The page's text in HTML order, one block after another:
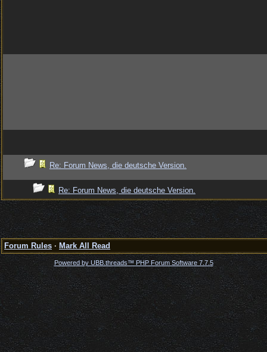
Re: Forum News, die deutsche Version.
Re: Forum News, die deutsche Version.
Forum Rules · Mark All Read
Powered by UBB.threads™ PHP Forum Software 7.7.5